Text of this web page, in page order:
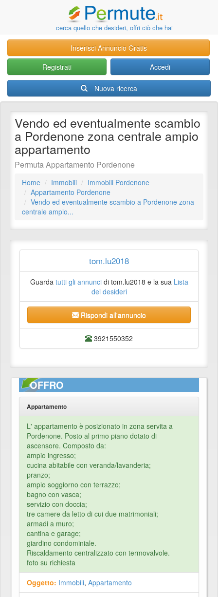
cerca quello che desideri, offri ciò che hai
Inserisci Annuncio Gratis
Registrati
Accedi
Nuova ricerca
Vendo ed eventualmente scambio
a Pordenone zona centrale ampio
appartamento
Permuta Appartamento Pordenone
Home Immobili
Immobili Pordenone
Appartamento Pordenone
Vendo ed eventualmente scambio a Pordenone zona
centrale ampio...
tom.lu2018
Guarda tutti gli annuncidi tom.lu2018 e la sua Lista
dei desideri
Rispondi all'annuncio
3921550352
OFFRO
Appartamento
L' appartamento è posizionato in zona servita a
Pordenone. Posto al primo piano dotato di
ascensore. Composto da:
ampio ingresso;
cucina abitabile con veranda/lavanderia;
pranzo;
ampio soggiorno con terrazzo;
bagno con vasca;
servizio con doccia;
tre camere da letto di cui due matrimoniali;
armadi a muro;
cantina e garage;
giardino condominiale.
Riscaldamento centralizzato con termovalvole.
foto su richiesta
Oggetto: Immobili, Appartamento